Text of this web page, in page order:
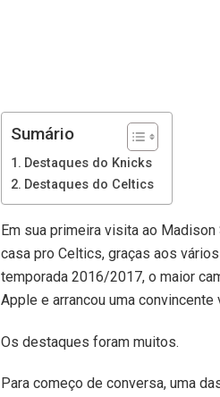
Sumário
Destaques do Knicks
Destaques do Celtics
Em sua primeira visita ao
casa pro Celtics, graças aos
temporada 2016/2017, o maior
Apple e arrancou uma
Os destaques foram muitos.
Para começo de conversa, uma